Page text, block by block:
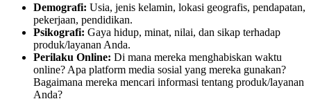
Demografi: Usia, jenis kelamin, lokasi geografis, pendapatan,
pekerjaan, pendidikan.
Psikografi: Gaya hidup, minat, nilai, dan sikap terhadap
produk/layanan Anda.
Perilaku Online: Di mana mereka menghabiskan waktu
online? Apa platform media sosial yang mereka gunakan?
Bagaimana mereka mencari informasi tentang produk/layanan
Anda?